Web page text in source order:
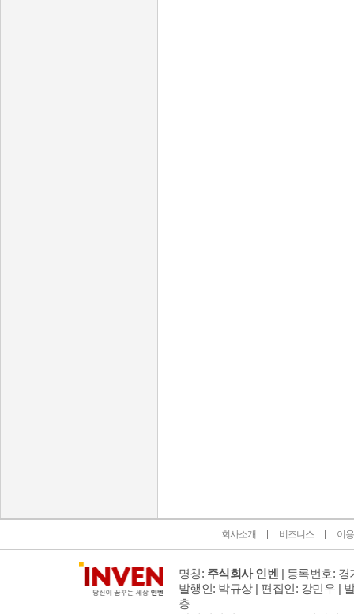
회사소개 비즈니스 이
명칭: 주식회사 인벤 | 등록번호: 경
발행인: 박규상 | 편집인: 강민우 |
층